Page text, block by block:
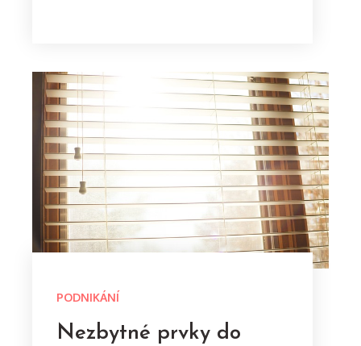
PODNIKÁNÍ
Nezbytné prvky do